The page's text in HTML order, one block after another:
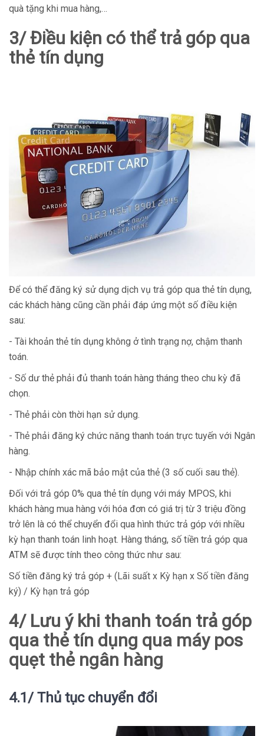
quà tặng khi mua hàng,…
3/ Điều kiện có thể trả góp qua
thẻ tín dụng
Để có thể đăng ký sử dụng dịch vụ trả góp qua thẻ tín dụng,
các khách hàng cũng cần phải đáp ứng một số điều kiện
sau:
- Tài khoản thẻ tín dụng không ở tình trạng nợ, chậm thanh
toán.
- Số dư thẻ phải đủ thanh toán hàng tháng theo chu kỳ đã
chọn.
- Thẻ phải còn thời hạn sử dụng.
- Thẻ phải đăng ký chức năng thanh toán trực tuyến với Ngân
hàng.
- Nhập chính xác mã bảo mật của thẻ (3 số cuối sau thẻ).
Đối với trả góp 0% qua thẻ tín dụng với máy MPOS, khi
khách hàng mua hàng với hóa đơn có giá trị từ 3 triệu đồng
trở lên là có thể chuyển đổi qua hình thức trả góp với nhiều
kỳ hạn thanh toán linh hoạt. Hàng tháng, số tiền trả góp qua
ATM sẽ được tính theo công thức như sau:
Số tiền đăng ký trả góp + (Lãi suất x Kỳ hạn x Số tiền đăng
ký) / Kỳ hạn trả góp
4/ Lưu ý khi thanh toán trả góp
qua thẻ tín dụng qua máy pos
quẹt thẻ ngân hàng
4.1/ Thủ tục chuyển đổi